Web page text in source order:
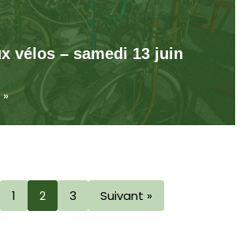
vélos – samedi 13 juin
1 2 3 Suivant »